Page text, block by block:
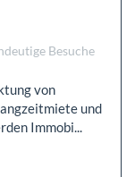
Besuche
von
und
Immobi...